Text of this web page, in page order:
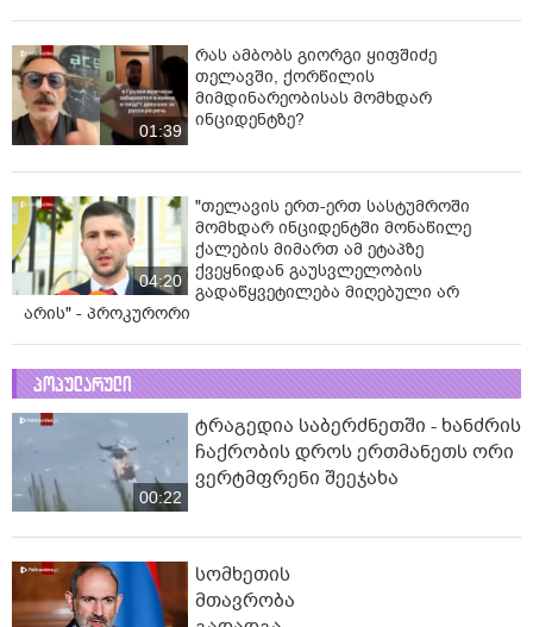
01:39
რას ამბობს გიორგი ყიფშიძე
თელავში, ქორწილის
მიმდინარეობისას მომხდარ
ინციდენტზე?
04:20
"თელავის ერთ-ერთ სასტუმროში
მომხდარ ინციდენტში მონაწილე
ქალების მიმართ ამ ეტაპზე
ქვეყნიდან გაუსვლელობის
გადაწყვეტილება მიღებული არ
არის" - პროკურორი
პოპულარული
00:22
ტრაგედია საბერძნეთში - ხანძრის
ჩაქრობის დროს ერთმანეთს ორი
ვერტმფრენი შეეჯახა
სომხეთის
მთავრობა